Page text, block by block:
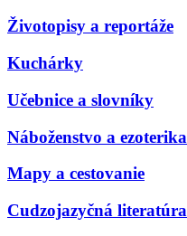
Životopisy a reportáže
Kuchárky
Učebnice a slovníky
Náboženstvo a ezoterika
Mapy a cestovanie
Cudzojazyčná literatúra